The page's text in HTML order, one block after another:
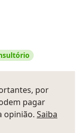
por
pagar
opinião. Saiba